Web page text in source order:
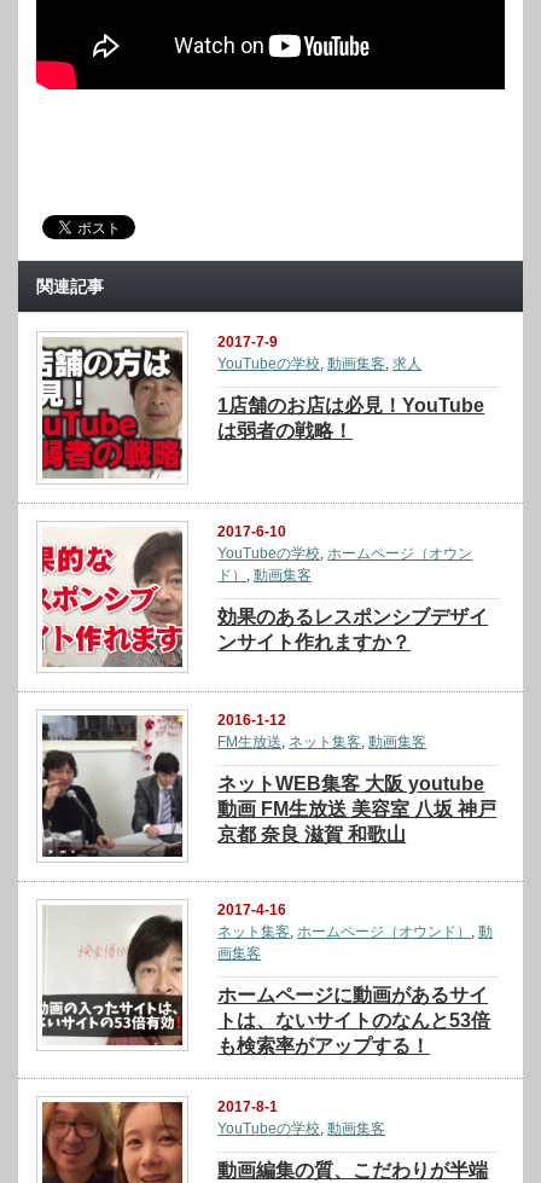
関連記事
2017-7-9
YouTubeの学校,動画集客,求人
1店舗のお店は必見！YouTube
は弱者の戦略！
2017-6-10
YouTubeの学校 ホームページ（オウン
ド）
,動画集客
効果のあるレスポンシブデザイ
ンサイト作れますか？
2016-1-12
FM生放送, ネット集客,動画集客
ネットWEB集客 大阪 youtube
動画 FM生放送 美容室 八坂 神戸
京都 奈良 滋賀 和歌山
2017-4-16
ネット集客 ホームページ（オウンド） ,動
画集客
ホームページに動画があるサイ
トは、ないサイトのなんと53倍
も検索率がアップする！
2017-8-1
YouTubeの学校 ,動画集客
動画編集の質、こだわりが半端